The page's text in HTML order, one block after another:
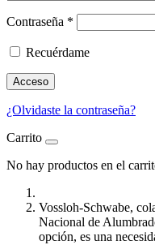
Contraseña *
Recuérdame
Acceso
¿Olvidaste la contraseña?
Carrito
No hay productos en el
Vossloh-Schwabe,
Nacional de
opción, es una